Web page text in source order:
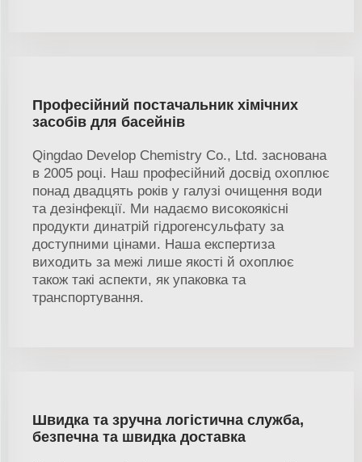
Професійний постачальник хімічних
засобів для басейнів
Qingdao Develop Chemistry Co., Ltd. заснована
в 2005 році. Наш професійний досвід охоплює
понад двадцять років у галузі очищення води
та дезінфекції. Ми надаємо високоякісні
продукти динатрій гідрогенсульфату за
доступними цінами. Наша експертиза
виходить за межі лише якості й охоплює
також такі аспекти, як упаковка та
транспортування.
Швидка та зручна логістична служба,
безпечна та швидка доставка